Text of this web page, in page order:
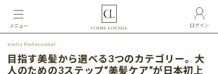
ログイン
メニュー
evolis Professional
目指す美髪から選べる3つのカテゴリー。大
人のための3ステップ“美髪ケア”が日本初上